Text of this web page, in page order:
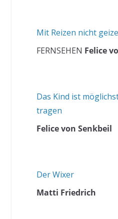
Mit Reizen nicht
FERNSEHEN Felice
Das Kind ist
tragen
Felice von Senkbeil
Der Wixer
Matti Friedrich